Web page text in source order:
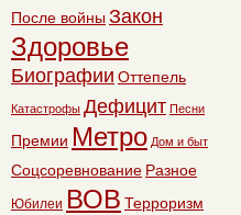
После войны Закон
Здоровье
Биографии Оттепель
Катастрофы Дефицит Песни
Премии Метро Дом и быт
Соцсоревнование Разное
Юбилеи ВОВ Терроризм